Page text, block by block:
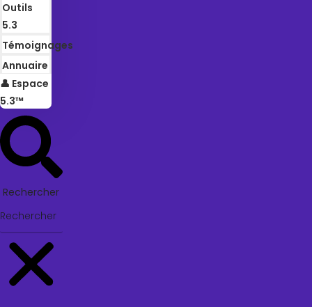
Outils
5.3
Témoignages
Annuaire
👤 Espace
5.3™
Rechercher